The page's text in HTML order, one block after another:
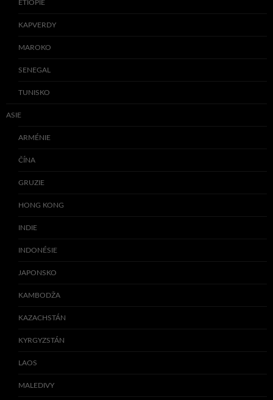
ETIOPIE
KAPVERDY
MAROKO
SENEGAL
TUNISKO
ASIE
ARMÉNIE
ČÍNA
GRUZIE
HONG KONG
INDIE
INDONÉSIE
JAPONSKO
KAMBODŽA
KAZACHSTÁN
KYRGYZSTÁN
LAOS
MALEDIVY